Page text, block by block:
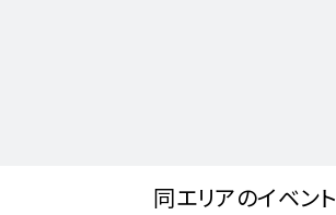
同エリアのイベント